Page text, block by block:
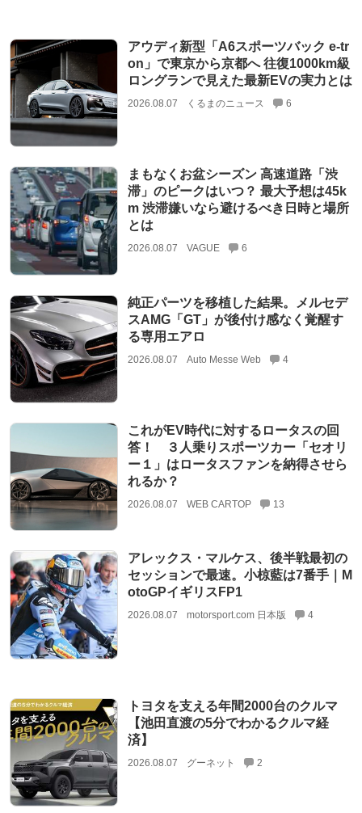
アウディ新型「A6スポーツバック e-tr
on」で東京から京都へ 往復1000km級
ロングランで見えた最新EVの実力とは
2026.08.07 くるまのニュース 6
まもなくお盆シーズン 高速道路「渋
滞」のピークはいつ？ 最大予想は45k
m 渋滞嫌いなら避けるべき日時と場所
とは
2026.08.07 VAGUE 6
純正パーツを移植した結果。メルセデ
スAMG「GT」が後付け感なく覚醒す
る専用エアロ
2026.08.07 Auto Messe Web 4
これがEV時代に対するロータスの回
答！ ３人乗りスポーツカー「セオリ
ー１」はロータスファンを納得させら
れるか？
2026.08.07 WEB CARTOP 13
アレックス・マルケス、後半戦最初の
セッションで最速。小椋藍は7番手｜M
otoGPイギリスFP1
2026.08.07 motorsport.com 日本版 4
トヨタを支える年間2000台のクルマ
【池田直渡の5分でわかるクルマ経
済】
2026.08.07 グーネット 2